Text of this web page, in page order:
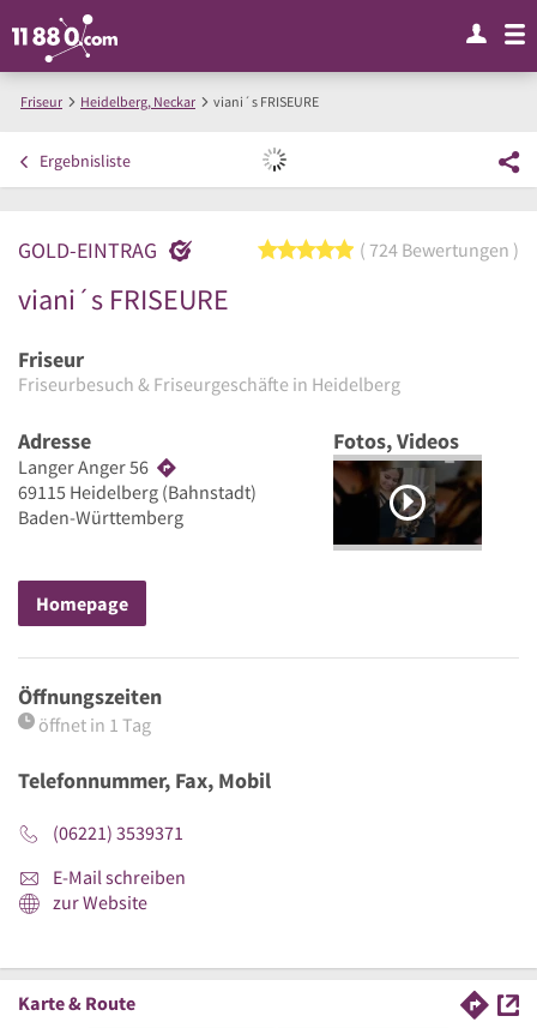
Friseur Heidelberg, Neckar viani´s FRISEURE
Ergebnisliste
GOLD-EINTRAG 5 von 5 Sternen
724 Bewertungen
viani´s FRISEURE
Friseur
Friseurbesuch & Friseurgeschäfte in Heidelberg
Adresse
Langer Anger 56
69115 Heidelberg (Bahnstadt)
Baden-Württemberg
Fotos, Videos
Homepage
Öffnungszeiten
öffnet in 1 Tag
Telefonnummer, Fax, Mobil
(06221) 3539371
E-Mail schreiben
zur Website
Karte & Route